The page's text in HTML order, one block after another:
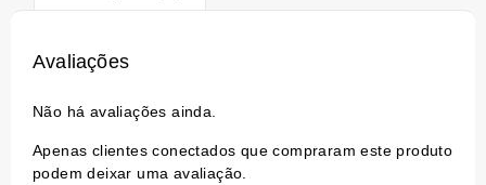
Avaliações
Não há avaliações ainda.
Apenas clientes conectados que compraram este produto
podem deixar uma avaliação.